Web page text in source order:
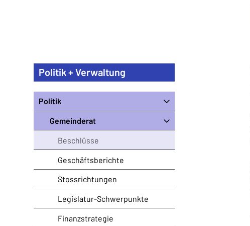
Politik + Verwaltung
Politik
Gemeinderat
Beschlüsse
Geschäftsberichte
Stossrichtungen
Legislatur-Schwerpunkte
Finanzstrategie